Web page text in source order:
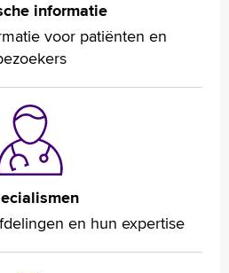
informatie
voor patiënten en
en hun expertise